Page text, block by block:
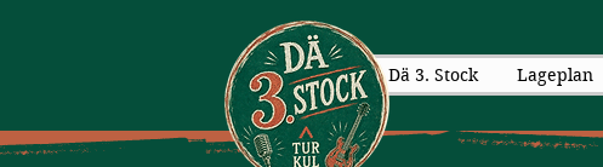
Dä 3. Stock Lageplan